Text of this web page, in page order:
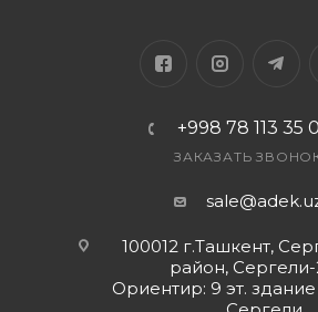
+998 78 113 35
ЗАКАЗАТЬ
100012 г.Ташкент,
район, Сергели-
Ориентир: 9 эт.